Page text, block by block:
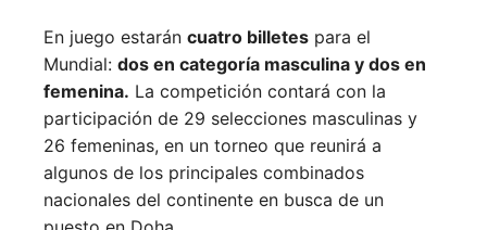
En juego estarán cuatro billetes para el
Mundial: dos en categoría masculina y dos en
femenina. La competición contará con la
participación de 29 selecciones masculinas y
26 femeninas, en un torneo que reunirá a
algunos de los principales combinados
nacionales del continente en busca de un